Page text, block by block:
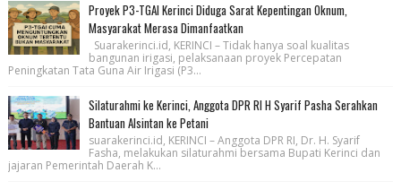
Proyek P3-TGAI Kerinci Diduga Sarat Kepentingan Oknum,
Masyarakat Merasa Dimanfaatkan
Suarakerinci.id, KERINCI – Tidak hanya soal kualitas
bangunan irigasi, pelaksanaan proyek Percepatan
Peningkatan Tata Guna Air Irigasi (P3...
Silaturahmi ke Kerinci, Anggota DPR RI H Syarif Pasha Serahkan
Bantuan Alsintan ke Petani
suarakerinci.id, KERINCI – Anggota DPR RI, Dr. H. Syarif
Fasha, melakukan silaturahmi bersama Bupati Kerinci dan
jajaran Pemerintah Daerah K...